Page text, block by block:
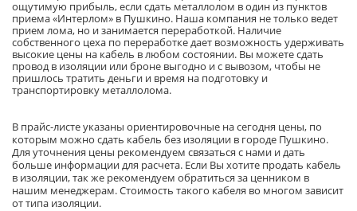
ощутимую прибыль, если сдать металлолом в один из пунктов
приема «Интерлом» в Пушкино. Наша компания не только ведет
прием лома, но и занимается переработкой. Наличие
собственного цеха по переработке дает возможность удерживать
высокие цены на кабель в любом состоянии. Вы можете сдать
провод в изоляции или броне выгодно и с вывозом, чтобы не
пришлось тратить деньги и время на подготовку и
транспортировку металлолома.
В прайс-листе указаны ориентировочные на сегодня цены, по
которым можно сдать кабель без изоляции в городе Пушкино.
Для уточнения цены рекомендуем связаться с нами и дать
больше информации для расчета. Если Вы хотите продать кабель
в изоляции, так же рекомендуем обратиться за ценником в
нашим менеджерам. Стоимость такого кабеля во многом зависит
от типа изоляции.